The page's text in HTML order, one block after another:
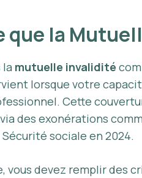
que la
la mutuelle invalidité
lorsque votre
Cette
via des exonérations
sociale en 2024.
vous devez remplir des